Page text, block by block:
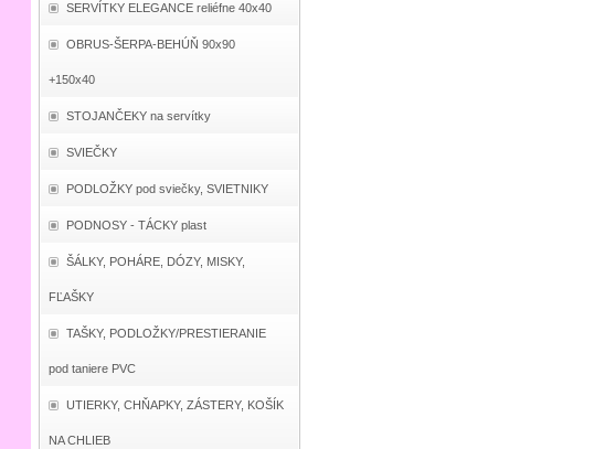
SERVÍTKY ELEGANCE reliéfne 40x40
OBRUS-ŠERPA-BEHÚŇ 90x90
+150x40
STOJANČEKY na servítky
SVIEČKY
PODLOŽKY pod sviečky, SVIETNIKY
PODNOSY - TÁCKY plast
ŠÁLKY, POHÁRE, DÓZY, MISKY,
FĽAŠKY
TAŠKY, PODLOŽKY/PRESTIERANIE
pod taniere PVC
UTIERKY, CHŇAPKY, ZÁSTERY, KOŠÍK
NA CHLIEB